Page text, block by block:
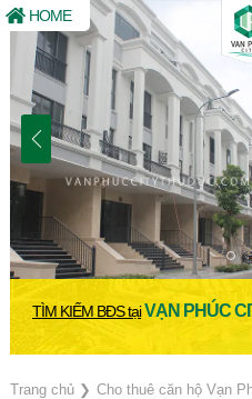
TÌM KIẾM BĐS tạiVẠN PHÚC
Trang chủ❯ Cho thuê căn hộ Vạn
HOME